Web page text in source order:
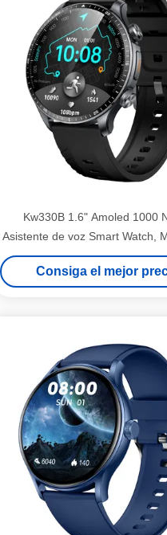
Kw330B 1.6" Amoled 1000
Asistente de voz Smart Watch,
Reloj deportivo con
entrenamiento de Ai 170+
Consiga el mejor